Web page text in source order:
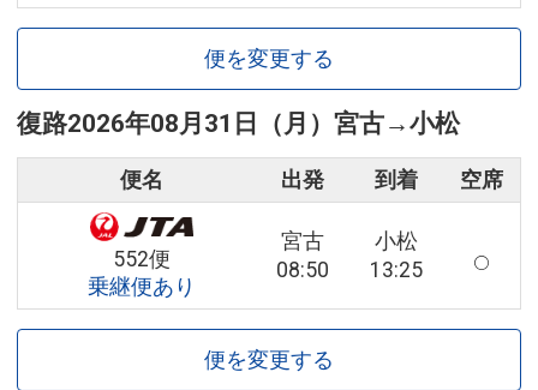
便を変更する
復路2026年08月31日（月） 宮古→小松
便名 出発 到着 空席
552便
乗継便あり
宮古
08:50
小松
13:25
便を変更する